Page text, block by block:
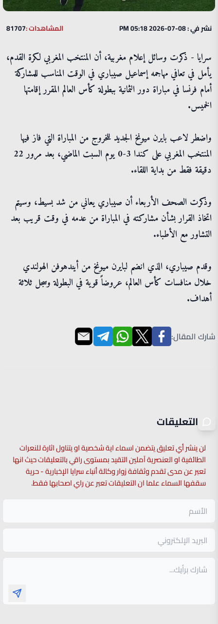
نشر في : 08-07-2026 05:18 PM المشاهدات :81707
سرايا - ذكرت وسائل إعلام مغربية، أن المنتخب المغربي لكرة القدم،
يأمل في تعافي مهاجمه إسماعيل صيباري في الوقت المناسب للمشاركة
أمام فرنسا في مباراة دور الثمانية ببطولة كأس العالم المقرر إقامتها
الخميس.
واضطر لاعب بايرن ميونخ الجديد للخروج من المباراة التي فاز فيها
المنتخب المغربي على كندا 3-0 يوم السبت الماضي، بعد مرور 22
دقيقة فقط من بداية اللقاء.
وذكرت الصحف الأربعاء أن صيباري يعاني من شد بسيط، وسيتم
اتخاذ القرار بشأن مشاركته في المباراة من عدمه في وقت قريب بعد
التشاور مع الأطباء.
وقدم صيباري، الذي انضم لبايرن ميونخ من أيندهوفن الهولندي
خلال منافسات كأس العالم، عروضاً قوية في البطولة وسجل ثلاثة
أهداف.
شارك المقال:
التعليقات
لن ينشر أي تعليق يتضمن اسماء اية شخصية او يتناول اثارة للنعرات
الطائفية او العنصرية آملين التقيد بمستوى راقي بالتعليقات حيث انها
تعبر عن مدى تقدم وثقافة زوار وكالة أنباء سرايا الإخبارية - حرية
سقفها السماء علما ان التعليقات تعبر عن راي اصحابها فقط.